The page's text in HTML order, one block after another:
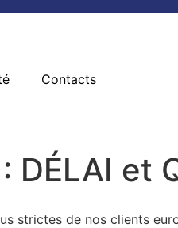
Contacts
et
strictes de nos clients